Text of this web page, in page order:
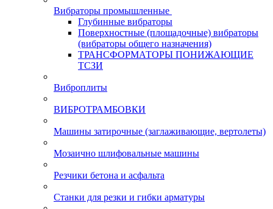
Вибраторы промышленные
Глубинные вибраторы
Поверхностные (площадочные) вибраторы
(вибраторы общего назначения)
ТРАНСФОРМАТОРЫ ПОНИЖАЮЩИЕ
ТСЗИ
Виброплиты
ВИБРОТРАМБОВКИ
Машины затирочные (заглаживающие, вертолеты)
Мозаично шлифовальные машины
Резчики бетона и асфальта
Станки для резки и гибки арматуры